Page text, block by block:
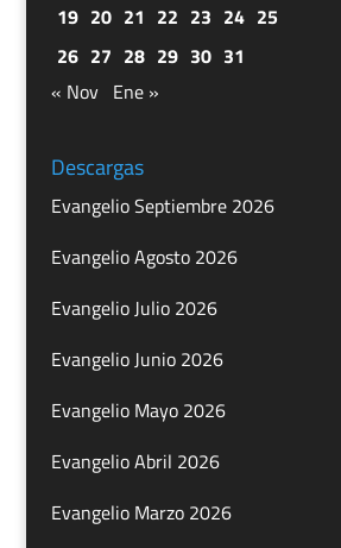
19 20 21 22 23 24 25
26 27 28 29 30 31
« Nov Ene »
Descargas
Evangelio Septiembre 2026
Evangelio Agosto 2026
Evangelio Julio 2026
Evangelio Junio 2026
Evangelio Mayo 2026
Evangelio Abril 2026
Evangelio Marzo 2026